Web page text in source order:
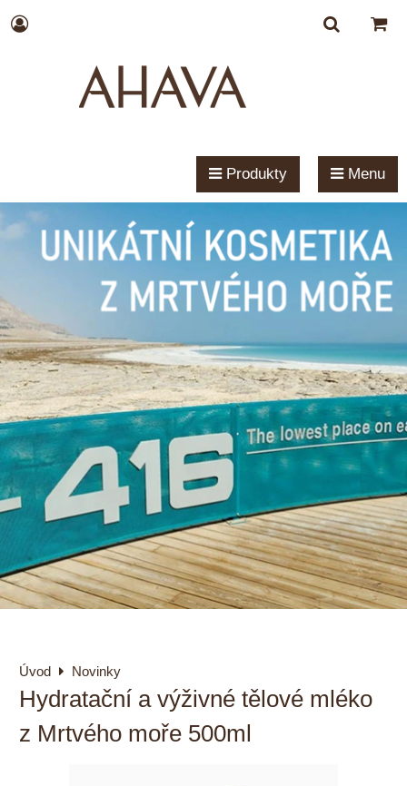
Produkty Menu
Úvod Novinky
Hydratační a výživné tělové mléko
z Mrtvého moře 500ml